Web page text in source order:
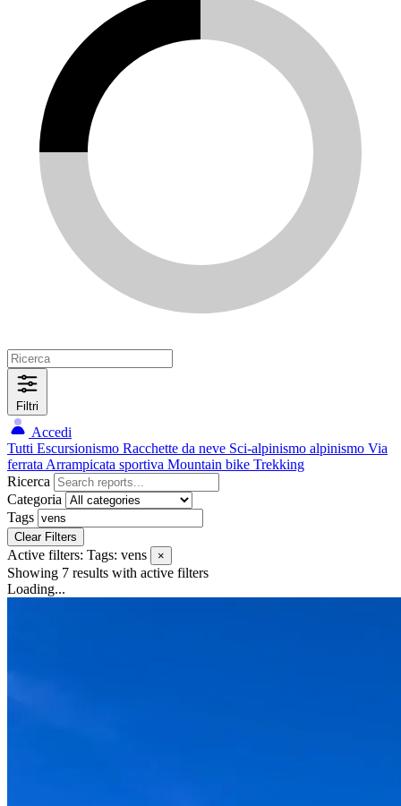
Filtri
Accedi
Tutti Escursionismo Racchette da neve Sci-alpinismo alpinismo Via
ferrata Arrampicata sportiva Mountain bike Trekking
Ricerca
Categoria
Tags
Clear Filters
Active filters: Tags: vens ×
Showing 7 results with active filters
Loading...